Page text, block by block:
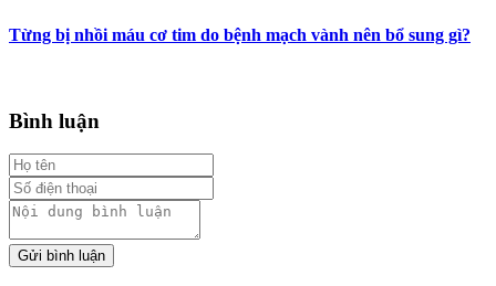
Từng bị nhồi máu cơ tim do bệnh mạch vành nên bổ sung gì?
Bình luận
Gửi bình luận